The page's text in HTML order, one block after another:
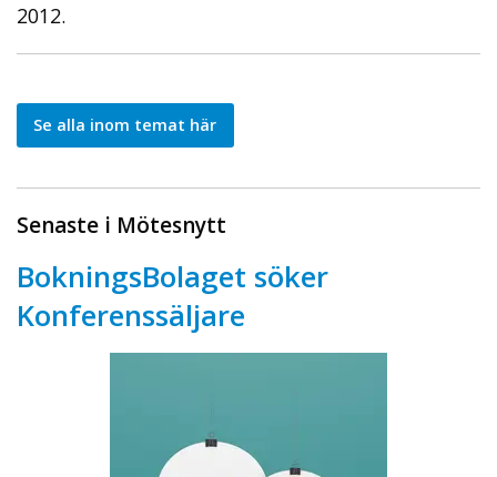
2012.
Se alla inom temat här
Senaste i Mötesnytt
BokningsBolaget söker
Konferenssäljare